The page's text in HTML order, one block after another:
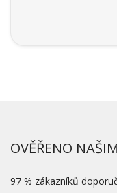
OVĚŘENO
97 % zákazníků